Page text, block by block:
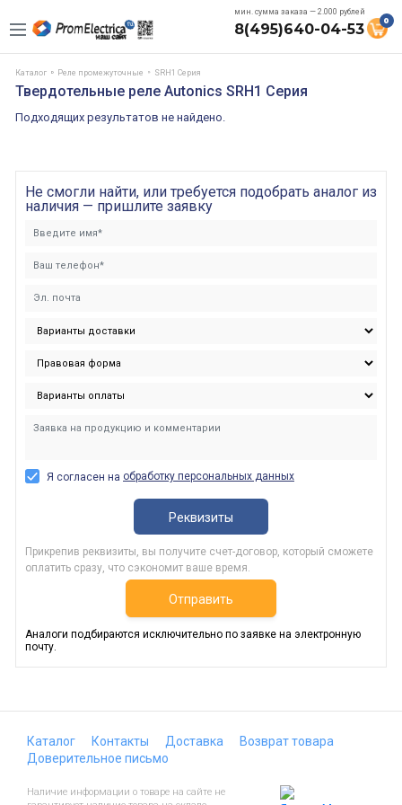
мин. сумма заказа — 2.000 рублей
8(495)640-04-53 0
Каталог Реле промежуточные SRH1 Серия
Твердотельные реле Autonics SRH1 Серия
Подходящих результатов не найдено.
Не смогли найти, или требуется подобрать аналог из
наличия — пришлите заявку
Я согласен на обработку персональных данных
Реквизиты
Прикрепив реквизиты, вы получите счет-договор, который сможете
оплатить сразу, что сэкономит ваше время.
Отправить
Аналоги подбираются исключительно по заявке на электронную
почту.
Каталог Контакты Доставка
Возврат товара
Доверительное письмо
Наличие информации о товаре на сайте не